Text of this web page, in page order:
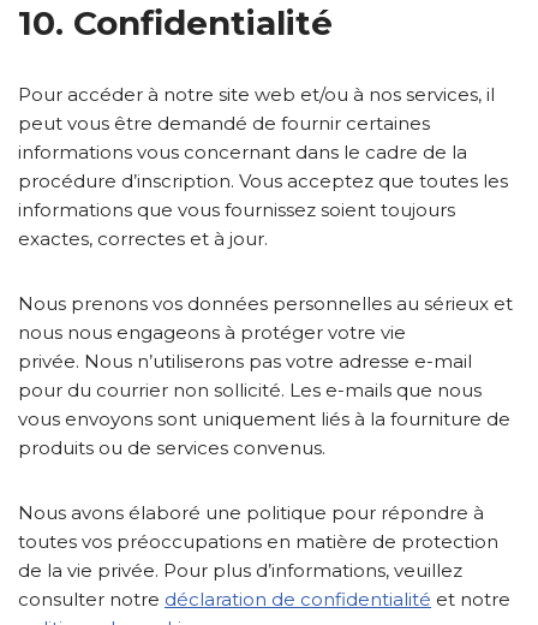
10. Confidentialité
Pour accéder à notre site web et/ou à nos services, il
peut vous être demandé de fournir certaines
informations vous concernant dans le cadre de la
procédure d’inscription. Vous acceptez que toutes les
informations que vous fournissez soient toujours
exactes, correctes et à jour.
Nous prenons vos données personnelles au sérieux et
nous nous engageons à protéger votre vie
privée. Nous n’utiliserons pas votre adresse e-mail
pour du courrier non sollicité. Les e-mails que nous
vous envoyons sont uniquement liés à la fourniture de
produits ou de services convenus.
Nous avons élaboré une politique pour répondre à
toutes vos préoccupations en matière de protection
de la vie privée. Pour plus d’informations, veuillez
consulter notre déclaration de confidentialité et notre